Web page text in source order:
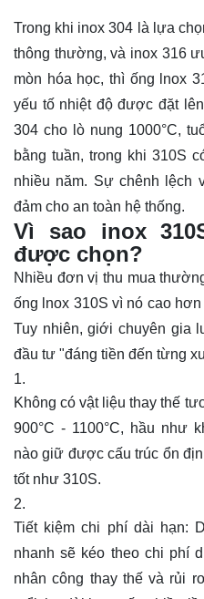
Trong khi inox 304 là lựa
thông thường, và inox 316
mòn hóa học, thì ống lnox
yếu tố nhiệt độ được đặt
304 cho lò nung 1000°C,
bằng tuần, trong khi 310S
nhiều năm. Sự chênh lệch
đảm cho an toàn hệ thống.
Vì sao inox
được chọn?
Nhiều đơn vị thu mua
ống lnox 310S vì nó cao
Tuy nhiên, giới chuyên gia
đầu tư "đáng tiền đến từng
Không có vật liệu thay thế
900°C - 1100°C, hầu như
nào giữ được cấu trúc ổn
tốt như 310S.
Tiết kiệm chi phí dài hạn:
nhanh sẽ kéo theo chi phí
nhân công thay thế và rủi